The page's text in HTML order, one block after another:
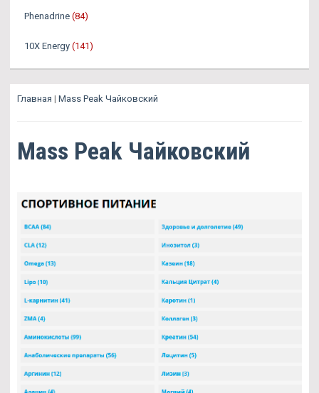
Phenadrine (84)
10X Energy (141)
Главная | Mass Peak Чайковский
Mass Peak Чайковский